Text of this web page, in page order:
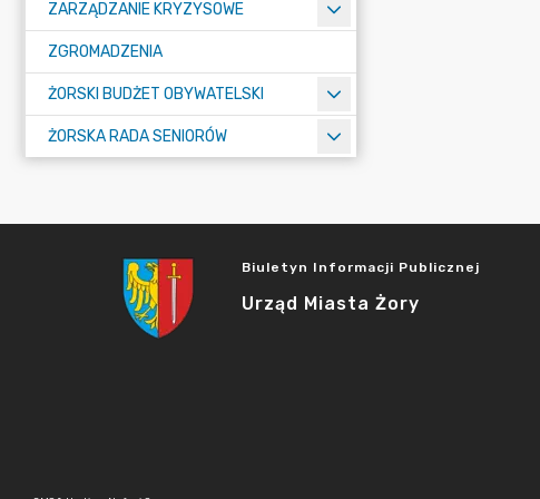
ZARZĄDZANIE KRYZYSOWE
ZGROMADZENIA
ŻORSKI BUDŻET OBYWATELSKI
ŻORSKA RADA SENIORÓW
Biuletyn Informacji Publicznej
Urząd Miasta Żory